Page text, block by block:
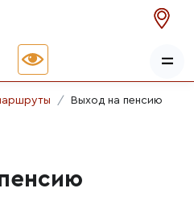
Выход на пенсию